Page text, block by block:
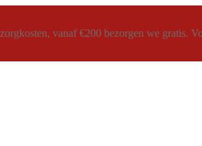
vanaf €200 bezorgen we gratis.